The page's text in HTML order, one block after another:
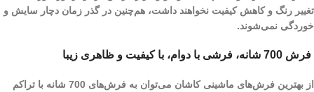
تغییر رنگ و کاهش کیفیت نخواهند داشت، هم‌چنین در گذر زمان دچار سایش و
خوردگی نمی‌شوند.
فرش 700 شانه، فرشی با دوام، با کیفیت و ظاهری زیبا
از بهترین فرش‌های ماشینی کاشان می‌توان به فرش‌های 700 شانه با تراکم